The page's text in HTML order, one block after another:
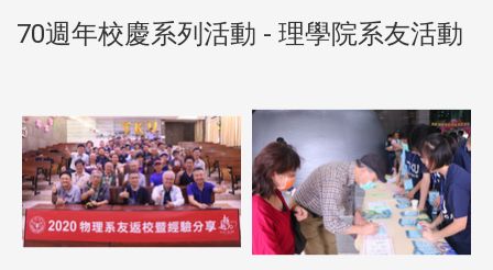
70週年校慶系列活動 - 理學院系友活動